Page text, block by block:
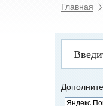
Главная